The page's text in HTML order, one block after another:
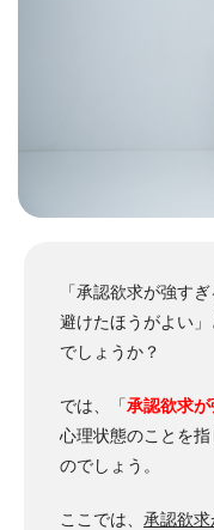
「承認欲求が強す
避けたほうがよい
でしょうか？
では、「承認欲求が
心理状態のことを
のでしょう。
ここでは、 承認欲求